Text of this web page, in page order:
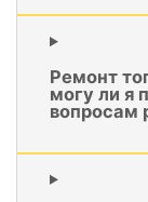
Ремонт
могу ли я
вопросам